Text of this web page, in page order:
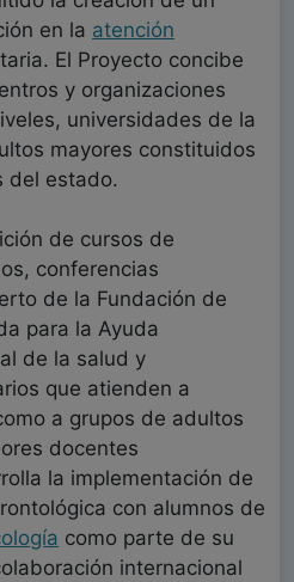
en la atención
El Proyecto concibe
y organizaciones
universidades de la
mayores constituidos
del estado.
de cursos de
conferencias
de la Fundación de
para la Ayuda
de la salud y
que atienden a
a grupos de adultos
docentes
la implementación de
con alumnos de
como parte de su
internacional